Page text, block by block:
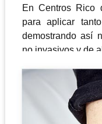
En Centros Rico
para aplicar
demostrando así
no invasivos y de